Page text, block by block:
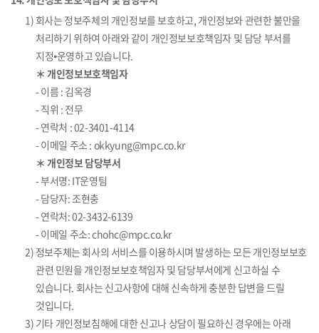
1) 회사는 정보주체의 개인정보를 보호하고, 개인정보와 관련한 불만을
처리하기 위하여 아래와 같이 개인정보보호책임자 및 담당 부서를
지정⦁운영하고 있습니다.
＊ 개인정보보호책임자
- 이름 : 김옥경
- 직위 : 전무
- 연락처 : 02-3401-4114
- 이메일 주소 : okkyung@mpc.co.kr
＊ 개인정보 담당부서
- 부서명: IT운영팀
- 담당자: 조현충
- 연락처: 02-3432-6139
- 이메일 주소: chohc@mpc.co.kr
2) 정보주체는 회사의 서비스를 이용하시며 발생하는 모든 개인정보보호
관련 민원을 개인정보보호책임자 및 담당부서에게 신고하실 수
있습니다. 회사는 신고사항에 대해 신속하게 충분한 답변을 드릴
것입니다.
3) 기타 개인정보침해에 대한 신고나 상담이 필요하신 경우에는 아래